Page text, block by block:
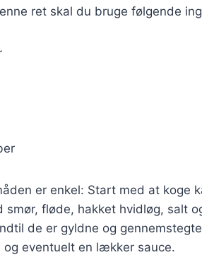
ret skal du bruge følgende
er enkel: Start med at koge
smør, fløde, hakket hvidløg, salt
de er gyldne og
og eventuelt en lækker sauce.